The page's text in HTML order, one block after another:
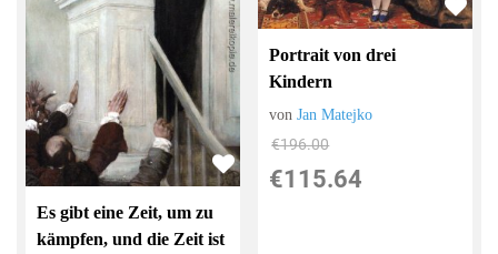
Es gibt eine Zeit, um zu
kämpfen, und die Zeit ist
Portrait von drei
Kindern
vonJan Matejko
€196.00
€115.64